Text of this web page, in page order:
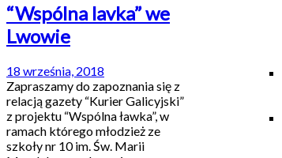
“Wspólna lavka” we
Lwowie
18 września, 2018
Zapraszamy do zapoznania się z
relacją gazety “Kurier Galicyjski”
z projektu “Wspólna ławka”, w
ramach którego młodzież ze
szkoły nr 10 im. Św. Marii